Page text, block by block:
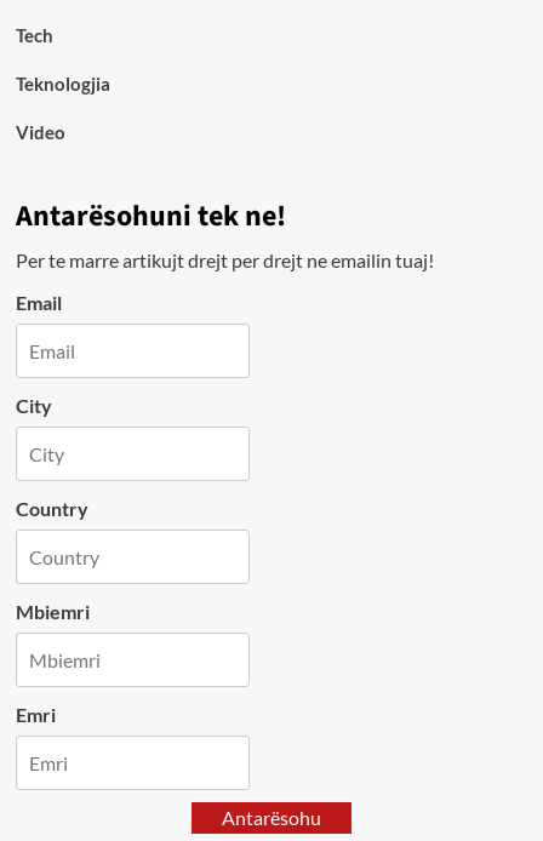
Tech
Teknologjia
Video
Antarësohuni tek ne!
Per te marre artikujt drejt per drejt ne emailin tuaj!
Email
City
Country
Mbiemri
Emri
Antarësohu